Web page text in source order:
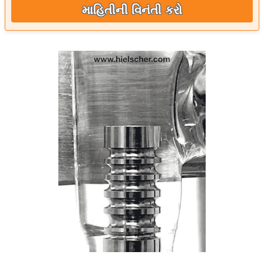
માહિતીની વિનંતી કરો